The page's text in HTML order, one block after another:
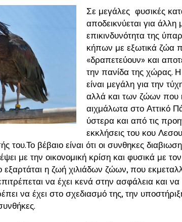
Σε μεγάλες φυσικές
αποδεικνύεται για άλλη
επικινδυνότητα της
κήπων με εξωτικά ζώα
«δραπετεύουν» και
την πανίδα της χώρας.
είναι μεγάλη για την
αλλά και των ζώων που
αιχμάλωτα στο Αττικό
ύστερα και από τις
εκκλήσεις του κου
του.Το βέβαιο είναι ότι οι συνθηκες
με την οικονομική κρίση και φυσικά με
η ζωή χιλιάδων ζώων, που
να έχει κενά στην ασφάλεια και
να έχει στο σχεδιασμό της, την